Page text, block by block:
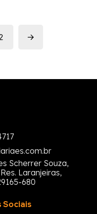
Scherrer Souza,
Laranjeiras,
680
Sociais